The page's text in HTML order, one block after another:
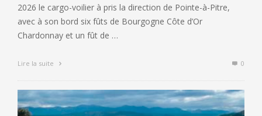
2026 le cargo-voilier à pris la direction de Pointe-à-Pitre,
avec à son bord six fûts de Bourgogne Côte d’Or
Chardonnay et un fût de …
Lire la suite 0